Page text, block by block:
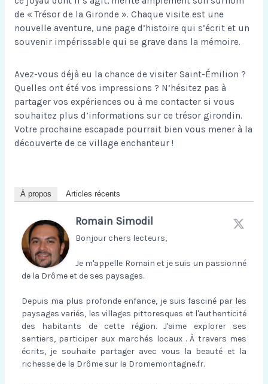
de « Trésor de la Gironde ». Chaque visite est une
nouvelle aventure, une page d’histoire qui s’écrit et un
souvenir impérissable qui se grave dans la mémoire.
Avez-vous déjà eu la chance de visiter Saint-Émilion ?
Quelles ont été vos impressions ? N’hésitez pas à
partager vos expériences ou à me contacter si vous
souhaitez plus d’informations sur ce trésor girondin.
Votre prochaine escapade pourrait bien vous mener à la
découverte de ce village enchanteur !
À propos Articles récents
Romain Simodil
Bonjour chers lecteurs,
Je m'appelle Romain et je suis un passionné
de la Drôme et de ses paysages.
Depuis ma plus profonde enfance, je suis fasciné par les
paysages variés, les villages pittoresques et l'authenticité
des habitants de cette région. J'aime explorer ses
sentiers, participer aux marchés locaux . À travers mes
écrits, je souhaite partager avec vous la beauté et la
richesse de la Drôme sur la Dromemontagne.fr.